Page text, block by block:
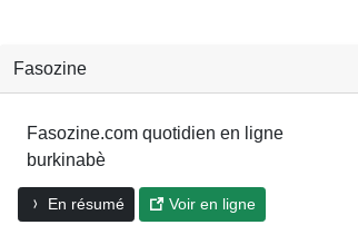
Fasozine
Fasozine.com quotidien en ligne
burkinabè
En résumé Voir en ligne